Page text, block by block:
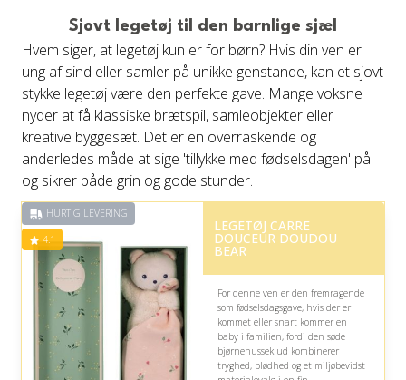
Sjovt legetøj til den barnlige sjæl
Hvem siger, at legetøj kun er for børn? Hvis din ven er
ung af sind eller samler på unikke genstande, kan et sjovt
stykke legetøj være den perfekte gave. Mange voksne
nyder at få klassiske brætspil, samleobjekter eller
kreative byggesæt. Det er en overraskende og
anderledes måde at sige 'tillykke med fødselsdagen' på
og sikrer både grin og gode stunder.
HURTIG LEVERING
4.1
LEGETØJ CARRE
DOUCEUR DOUDOU
BEAR
For denne ven er den fremragende
som fødselsdagsgave, hvis der er
kommet eller snart kommer en
baby i familien, fordi den søde
bjørnenusseklud kombinerer
tryghed, blødhed og et miljøbevidst